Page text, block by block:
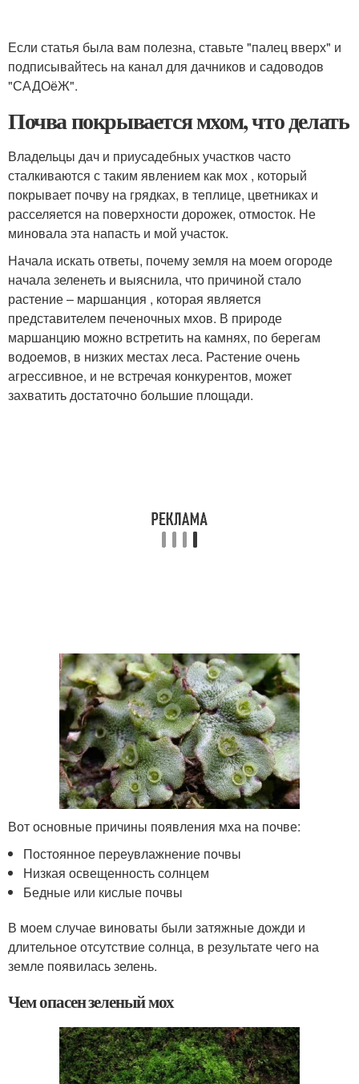
Если статья была вам полезна, ставьте "палец вверх" и
подписывайтесь на канал для дачников и садоводов
"САДОёЖ".
Почва покрывается мхом, что делать
Владельцы дач и приусадебных участков часто
сталкиваются с таким явлением как мох , который
покрывает почву на грядках, в теплице, цветниках и
расселяется на поверхности дорожек, отмосток. Не
миновала эта напасть и мой участок.
Начала искать ответы, почему земля на моем огороде
начала зеленеть и выяснила, что причиной стало
растение – маршанция , которая является
представителем печеночных мхов. В природе
маршанцию можно встретить на камнях, по берегам
водоемов, в низких местах леса. Растение очень
агрессивное, и не встречая конкурентов, может
захватить достаточно большие площади.
Вот основные причины появления мха на почве:
Постоянное переувлажнение почвы
Низкая освещенность солнцем
Бедные или кислые почвы
В моем случае виноваты были затяжные дожди и
длительное отсутствие солнца, в результате чего на
земле появилась зелень.
Чем опасен зеленый мох